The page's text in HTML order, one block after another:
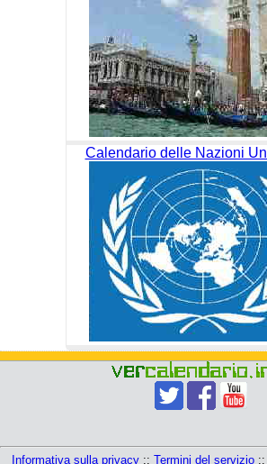
Calendario delle Nazioni
Informativa sulla privacy :: Termini del servizio ::